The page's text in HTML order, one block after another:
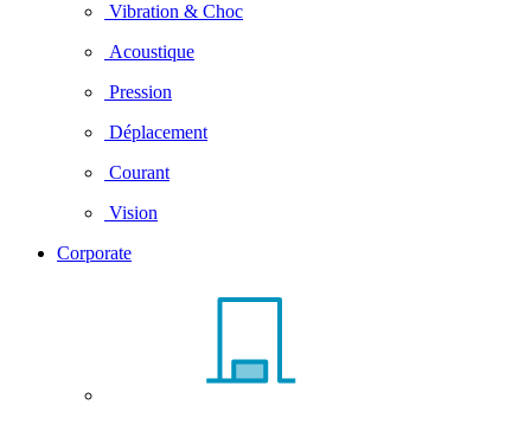
Vibration & Choc
Acoustique
Pression
Déplacement
Courant
Vision
Corporate